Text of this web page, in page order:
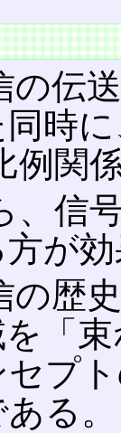
の伝
時に
例関
、信
方が
の歴
を「
プ
る。